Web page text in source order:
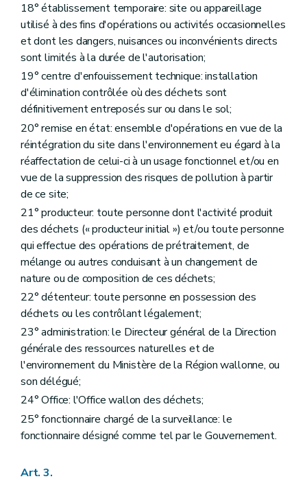
18° établissement temporaire: site ou appareillage
utilisé à des fins d'opérations ou activités occasionnelles
et dont les dangers, nuisances ou inconvénients directs
sont limités à la durée de l'autorisation;
19° centre d'enfouissement technique: installation
d'élimination contrôlée où des déchets sont
définitivement entreposés sur ou dans le sol;
20° remise en état: ensemble d'opérations en vue de la
réintégration du site dans l'environnement eu égard à la
réaffectation de celui-ci à un usage fonctionnel et/ou en
vue de la suppression des risques de pollution à partir
de ce site;
21° producteur: toute personne dont l'activité produit
des déchets (« producteur initial ») et/ou toute personne
qui effectue des opérations de prétraitement, de
mélange ou autres conduisant à un changement de
nature ou de composition de ces déchets;
22° détenteur: toute personne en possession des
déchets ou les contrôlant légalement;
23° administration: le Directeur général de la Direction
générale des ressources naturelles et de
l'environnement du Ministère de la Région wallonne, ou
son délégué;
24° Office: l'Office wallon des déchets;
25° fonctionnaire chargé de la surveillance: le
fonctionnaire désigné comme tel par le Gouvernement.
Art. 3.